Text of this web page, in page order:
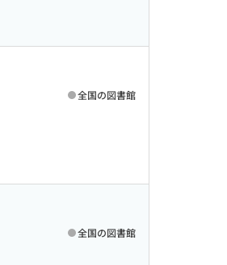
全国の図書館
全国の図書館